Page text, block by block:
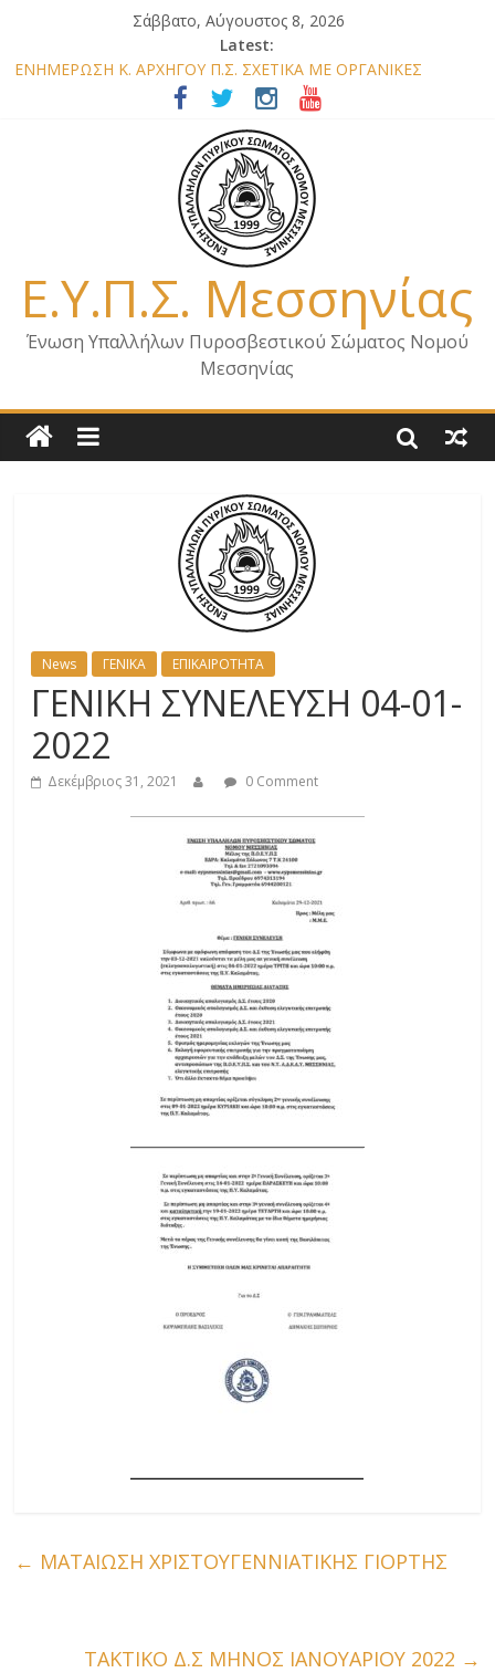
Σάββατο, Αύγουστος 8, 2026
Latest:
ΕΝΗΜΕΡΩΣΗ Κ. ΑΡΧΗΓΟΥ Π.Σ. ΣΧΕΤΙΚΑ ΜΕ ΟΡΓΑΝΙΚΕΣ
ΘΕΣΕΙΣ ΝΟΜΟΥ ΜΕΣΣΗΝΙΑΣ 2026
ΕΝΗΜΕΡΩΣΗ ΜΕΛΩΝ – ΕΠΙΣΚΕΨΗ ΕΝΩΣΗΣ ΣΕ ΥΠΗΡΕΣΙΕΣ ΚΑΙ
ΚΛΙΜΑΚΙΑ ΤΟΥ ΝΟΜΟΥ ΜΑΣ
ΕΝΗΜΕΡΩΣΗ ΜΕΛΩΝ ΓΙΑ ΕΠΙΣΚΕΨΕΙΣ ΣΩΜΑΤΕΙΟΥ
ΕΝΗΜΕΡΩΣΗ ΜΕΛΩΝ – ΕΠΙΣΚΕΨΗ ΣΤΗΝ Π.Υ. Α/Δ ΚΑΛΑΜΑΤΑΣ
ΕΠΙΣΤΟΛΗ ΓΙΑ ΣΧΕΔΙΟ ΔΑΣΩΝ 2026
Ε.Υ.Π.Σ. Μεσσηνίας
Ένωση Υπαλλήλων Πυροσβεστικού Σώματος Νομού
Μεσσηνίας
News ΓΕΝΙΚΑ ΕΠΙΚΑΙΡΟΤΗΤΑ
ΓΕΝΙΚΗ ΣΥΝΕΛΕΥΣΗ 04-01-
2022
Δεκέμβριος 31, 2021 0 Comment
← ΜΑΤΑΙΩΣΗ ΧΡΙΣΤΟΥΓΕΝΝΙΑΤΙΚΗΣ ΓΙΟΡΤΗΣ
ΤΑΚΤΙΚΟ Δ.Σ ΜΗΝΟΣ ΙΑΝΟΥΑΡΙΟΥ 2022 →